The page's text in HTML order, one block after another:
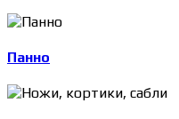
Панно